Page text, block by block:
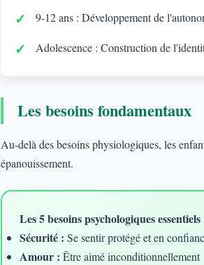
9-12 ans : Développement de
Adolescence : Construction de
Les besoins fondamentaux
Au-delà des besoins physiologiques, les
épanouissement.
Les 5 besoins psychologiques essentiels
Sécurité : Se sentir protégé et en
Amour : Être aimé inconditionnellement